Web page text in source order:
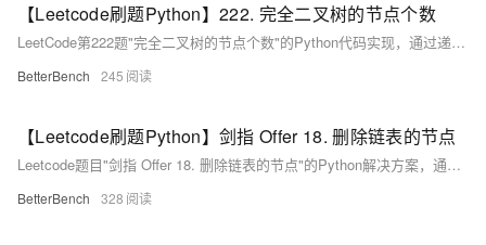
【Leetcode刷题Python】222. 完全二叉树的节点个数
LeetCode第222题"完全二叉树的节点个数"的Python代码实现，通过递归和深度优先遍历的方法来计算给定完全二叉树的节点总数。
BetterBench 245
【Leetcode刷题Python】剑指 Offer 18. 删除链表的节点
Leetcode题目"剑指 Offer 18. 删除链表的节点"的Python解决方案，通过使用双指针法找到并删除链表中值为特定数值的节点，然后返回更新后的链表头节点。
BetterBench 328